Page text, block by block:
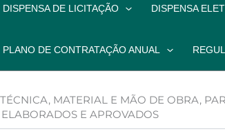
DISPENSA DE LICITAÇÃO DISPENSA
PLANO DE CONTRATAÇÃO ANUAL
MATERIAL E MÃO DE OBRA,
E APROVADOS